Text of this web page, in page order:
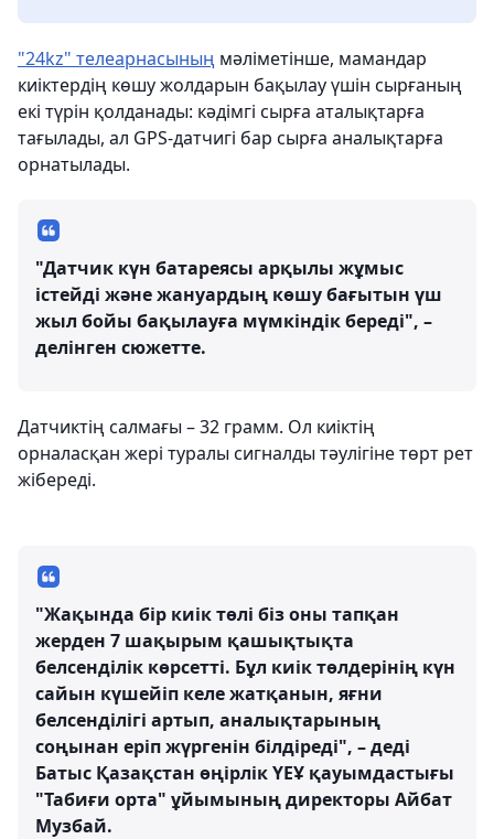
"24kz" телеарнасының мәліметінше, мамандар
киіктердің көшу жолдарын бақылау үшін сырғаның
екі түрін қолданады: кәдімгі сырға аталықтарға
тағылады, ал GPS-датчигі бар сырға аналықтарға
орнатылады.
"Датчик күн батареясы арқылы жұмыс
істейді және жануардың көшу бағытын үш
жыл бойы бақылауға мүмкіндік береді", –
делінген сюжетте.
Датчиктің салмағы – 32 грамм. Ол киіктің
орналасқан жері туралы сигналды тәулігіне төрт рет
жібереді.
"Жақында бір киік төлі біз оны тапқан
жерден 7 шақырым қашықтықта
белсенділік көрсетті. Бұл киік төлдерінің күн
сайын күшейіп келе жатқанын, яғни
белсенділігі артып, аналықтарының
соңынан еріп жүргенін білдіреді", – деді
Батыс Қазақстан өңірлік ҮЕҰ қауымдастығы
"Табиғи орта" ұйымының директоры Айбат
Музбай.